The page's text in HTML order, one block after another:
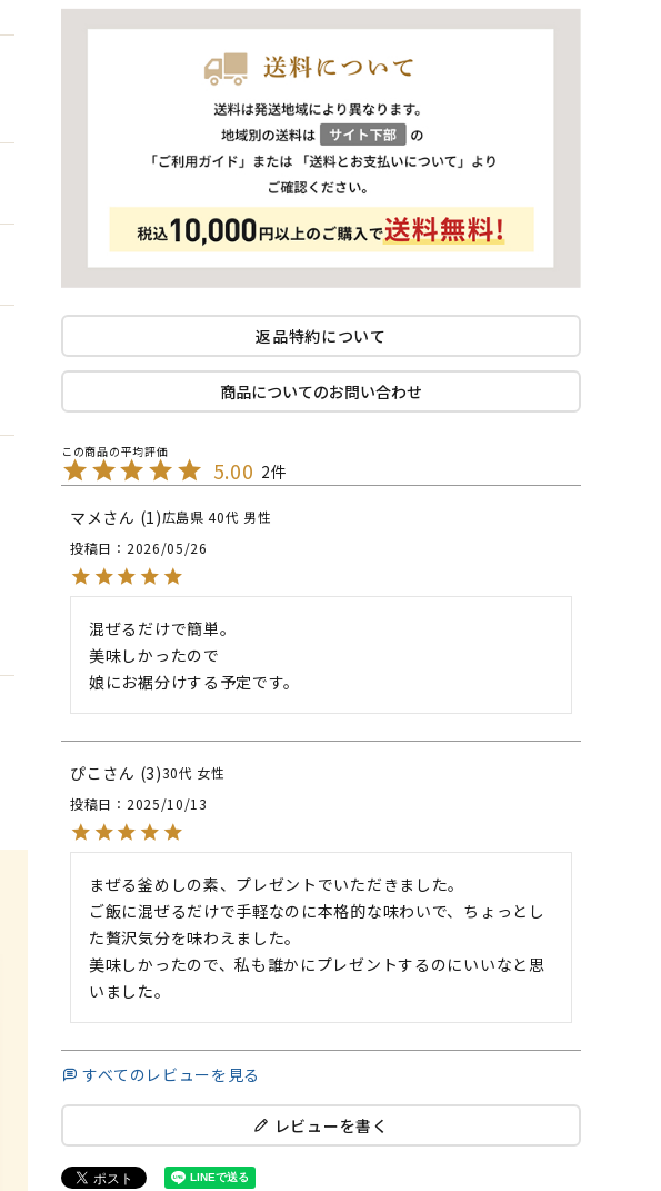
返品特約について
商品についてのお問い合わせ
5.00 2
マメ 1 広島県 40代 男性
投稿日
2026/05/26
混ぜるだけで簡単。
美味しかったので
娘にお裾分けする予定です。
ぴこ 3 30代 女性
投稿日
2025/10/13
まぜる釜めしの素、プレゼントでいただきました。
ご飯に混ぜるだけで手軽なのに本格的な味わいで、ちょっとし
た贅沢気分を味わえました。
美味しかったので、私も誰かにプレゼントするのにいいなと思
いました。
すべてのレビューを見る
レビューを書く